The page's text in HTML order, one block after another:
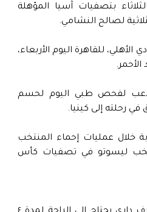
بتصفيات آسيا المؤهلة
لصالح النشامي.
للقاهرة اليوم الأربعاء،
الأحمر.
لفحص طبي اليوم لحسم
رحلته إلى كينيا.
خلال عمليات إحماء المنتخب
ليسوتو في تصفيات كأس